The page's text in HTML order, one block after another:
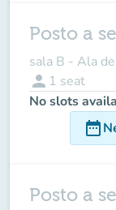
Posto a
sala B - Ala
person 1 seat
No slots
date_range
Posto a